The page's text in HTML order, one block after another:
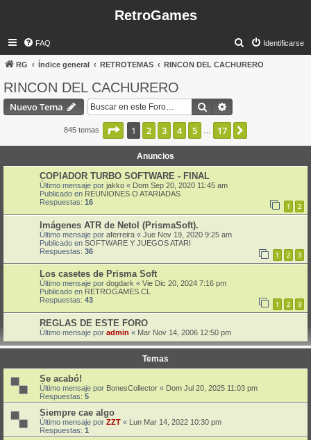
RetroGames
FAQ Identificarse
r
RG Índice general RETROTEMAS RINCON DEL CACHURERO
RINCON DEL CACHURERO
Nuevo Tema Buscar
845 temas Página de 17
1 2 3 4 5 17
Anuncios
COPIADOR TURBO SOFTWARE - FINAL
Último mensaje por jakko « Dom Sep 20, 2020 11:45 am
Publicado en REUNIONES O ATARIADAS
Respuestas: 16 1 2
Imágenes ATR de Netol (PrismaSoft).
Último mensaje por aferreira « Jue Nov 19, 2020 9:25 am
Publicado en SOFTWARE Y JUEGOS ATARI
Respuestas: 36 1 2 3
Los casetes de Prisma Soft
Último mensaje por dogdark « Vie Dic 20, 2024 7:16 pm
Publicado en RETROGAMES.CL
Respuestas: 43 1 2 3
REGLAS DE ESTE FORO
Último mensaje por admin « Mar Nov 14, 2006 12:50 pm
Temas
Se acabó!
Último mensaje por BonesCollector « Dom Jul 20, 2025 11:03 pm
Respuestas: 5
Siempre cae algo
Último mensaje por ZZT « Lun Mar 14, 2022 10:30 pm
Respuestas: 1